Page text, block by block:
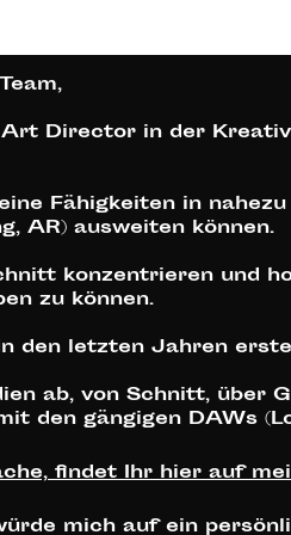
Director in der
Fähigkeiten in
AR) ausweiten können.
konzentrieren und
zu können.
den letzten Jahren
ab, von Schnitt, über
den gängigen DAWs
findet Ihr hier auf
mich auf ein